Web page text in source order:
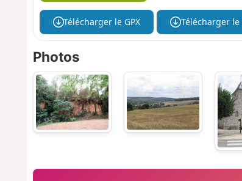
Télécharger le GPX Télécharger le
Photos